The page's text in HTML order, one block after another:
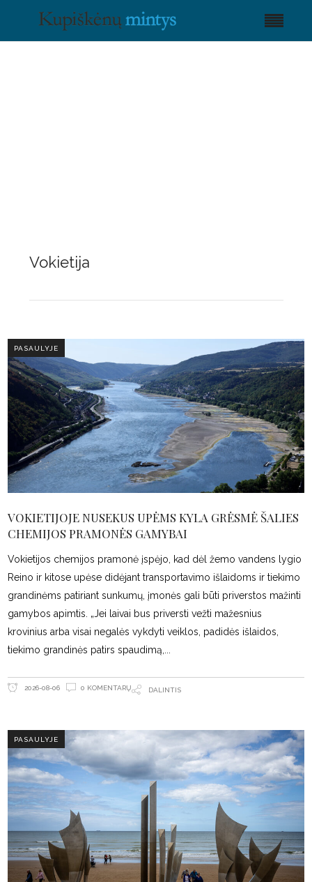
Vokietija
PASAULYJE
VOKIETIJOJE NUSEKUS UPĖMS KYLA GRĖSMĖ ŠALIES
CHEMIJOS PRAMONĖS GAMYBAI
Vokietijos chemijos pramonė įspėjo, kad dėl žemo vandens lygio
Reino ir kitose upėse didėjant transportavimo išlaidoms ir tiekimo
grandinėms patiriant sunkumų, įmonės gali būti priverstos mažinti
gamybos apimtis. „Jei laivai bus priversti vežti mažesnius
krovinius arba visai negalės vykdyti veiklos, padidės išlaidos,
tiekimo grandinės patirs spaudimą,
2026-08-06 0 KOMENTARŲ DALINTIS
PASAULYJE